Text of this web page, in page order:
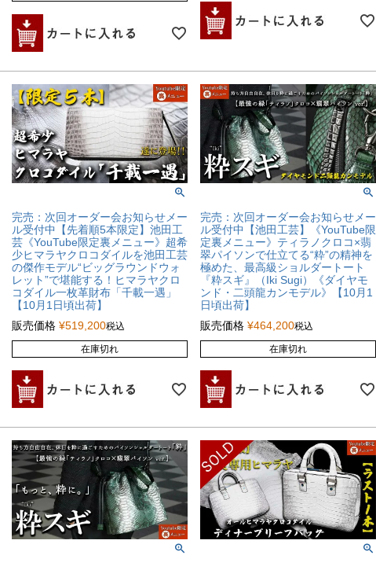
完売：次回オーダー会お知らせメー
ル受付中【先着順5本限定】池田工
芸《YouTube限定裏メニュー》超希
少ヒマラヤクロコダイルを池田工芸
の傑作モデル“ビッグラウンドウォ
レット”で堪能する！ヒマラヤクロ
コダイル一枚革財布「千載一遇」
【10月1日頃出荷】
販売価格 ¥519,200税込
在庫切れ
完売：次回オーダー会お知らせメー
ル受付中【池田工芸】《YouTube限
定裏メニュー》ティラノクロコ×翡
翠パイソンで仕立てる“粋”の精神を
極めた、最高級ショルダートート
『粋スギ』（Iki Sugi）《ダイヤモ
ンド・二頭龍カンモデル》【10月1
日頃出荷】
販売価格 ¥464,200税込
在庫切れ